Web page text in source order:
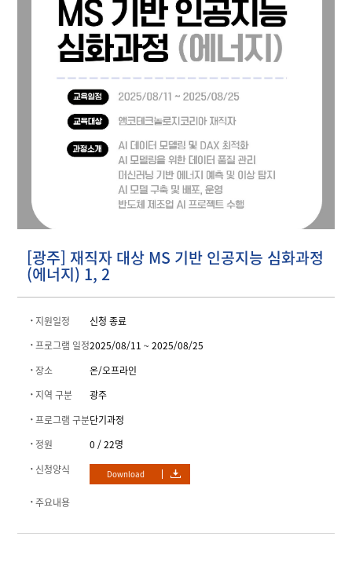
[광주] 재직자 대상 MS 기반 인공지능 심화과정
(에너지) 1, 2
지원일정
신청 종료
프로그램 일정2025/08/11 ~ 2025/08/25
장소
온/오프라인
지역 구분
광주
프로그램 구분단기과정
정원
0 / 22명
신청양식
Download
주요내용